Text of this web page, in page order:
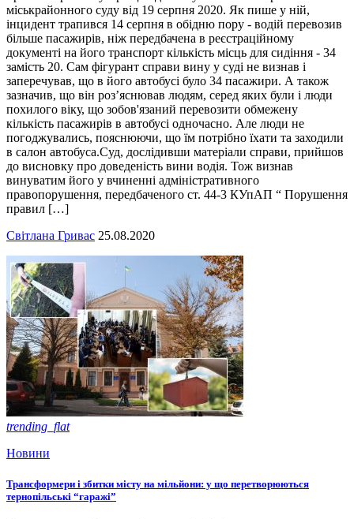
міськрайонного суду від 19 серпня 2020. Як пише у ній,
інцидент трапився 14 серпня в обідню пору - водій перевозив
більше пасажирів, ніж передбачена в реєстраційному
документі на його транспорт кількість місць для сидіння - 34
замість 20. Сам фігурант справи вину у суді не визнав і
заперечував, що в його автобусі було 34 пасажири. А також
зазначив, що він роз’яснював людям, серед яких були і люди
похилого віку, що зобов'язаний перевозити обмежену
кількість пасажирів в автобусі одночасно. Але люди не
погоджувались, пояснюючи, що їм потрібно їхати та заходили
в салон автобуса.Суд, дослідивши матеріали справи, прийшов
до висновку про доведеність вини водія. Тож визнав
винуватим його у вчиненні адміністративного
правопорушення, передбаченого ст. 44-3 КУпАП “ Порушення
правил […]
Світлана Гривас 25.08.2020
trending_flat
Новини
Трансформери і збитки місту на мільйони: у що перетворюються
тернопільські “гаражі”